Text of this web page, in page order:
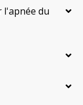
l'apnée du